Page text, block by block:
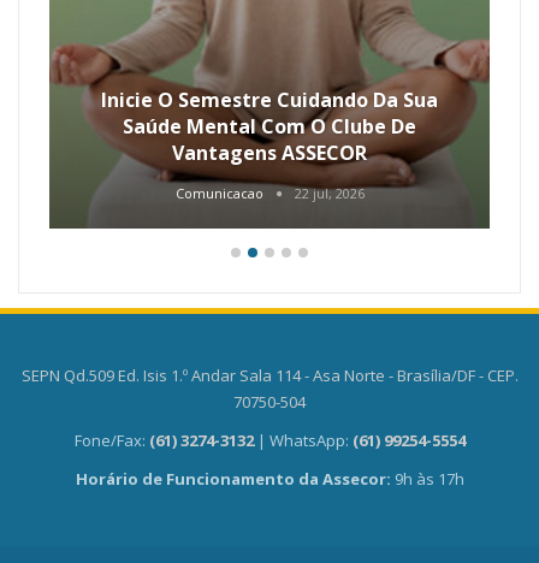
Inicie O Semestre Cuidando Da Sua
Saúde Mental Com O Clube De
Vantagens ASSECOR
Comunicacao 22 jul, 2026
SEPN Qd.509 Ed. Isis 1.º Andar Sala 114 - Asa Norte - Brasília/DF - CEP.
70750-504
Fone/Fax: (61) 3274-3132 | WhatsApp: (61) 99254-5554
Horário de Funcionamento da Assecor: 9h às 17h